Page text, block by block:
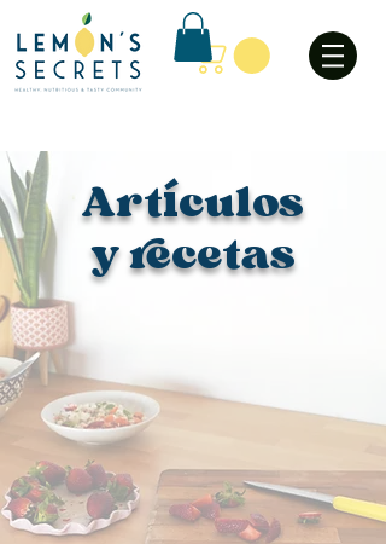
Artículos
y recetas